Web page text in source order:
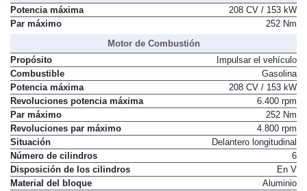
Potencia máxima
208 CV / 153 kW
Par máximo
252 Nm
Motor de Combustión
Propósito
Impulsar el vehículo
Combustible
Gasolina
Potencia máxima
208 CV / 153 kW
Revoluciones potencia máxima
6.400 rpm
Par máximo
252 Nm
Revoluciones par máximo
4.800 rpm
Situación
Delantero longitudinal
Número de cilindros
6
Disposición de los cilindros
En V
Material del bloque
Aluminio